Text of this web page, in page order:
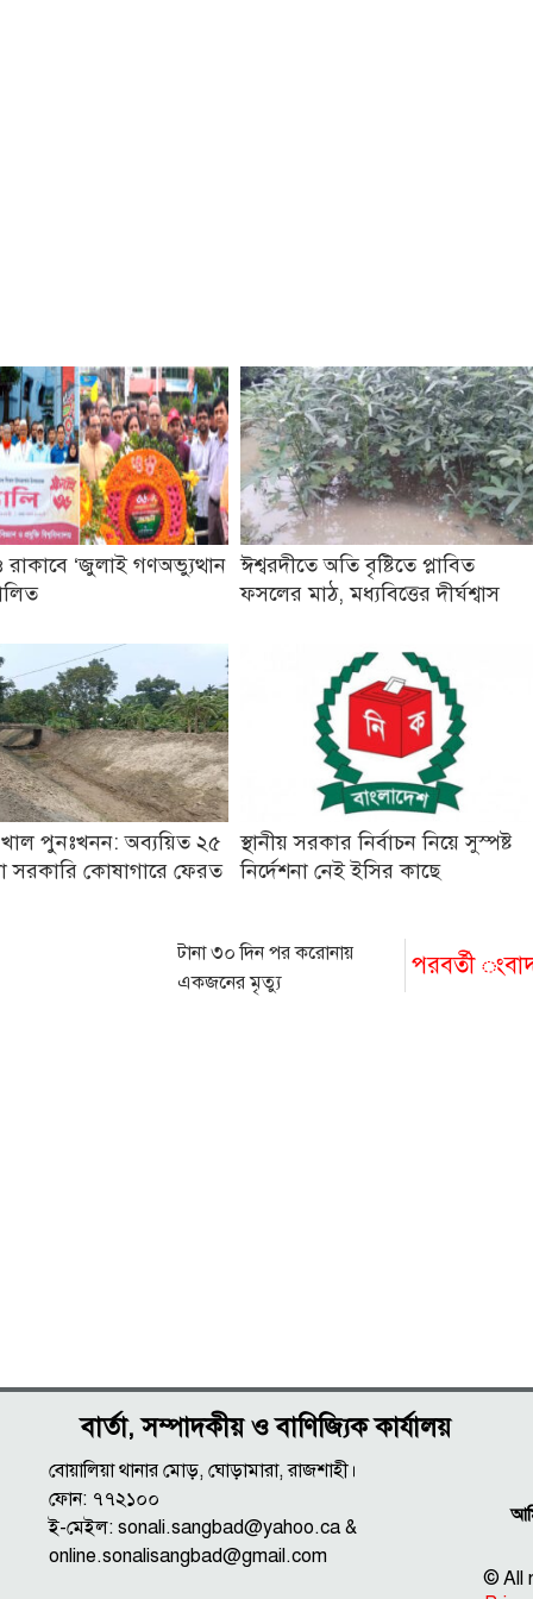
‘জুলাই গণঅভ্যুত্থান ঈশ্বরদীতে অতি বৃষ্টিতে প্লাবিত
ফসলের মাঠ, মধ্যবিত্তের দীর্ঘশ্বাস
খাল পুনঃখনন: অব্যয়িত ২৫
সরকারি কোষাগারে ফেরত
স্থানীয় সরকার নির্বাচন নিয়ে সুস্পষ্ট
নির্দেশনা নেই ইসির কাছে
পরবর্তী
টানা ৩০ দিন পর করোনায়
একজনের মৃত্যু
বার্তা, সম্পাদকীয় ও বাণিজ্যিক কার্যালয়
বোয়ালিয়া থানার মোড়, ঘোড়ামারা, রাজশাহী।
ফোন: ৭৭২১০০
ই-মেইল: sonali.sangbad@yahoo.ca &
online.sonalisangbad@gmail.com
© All